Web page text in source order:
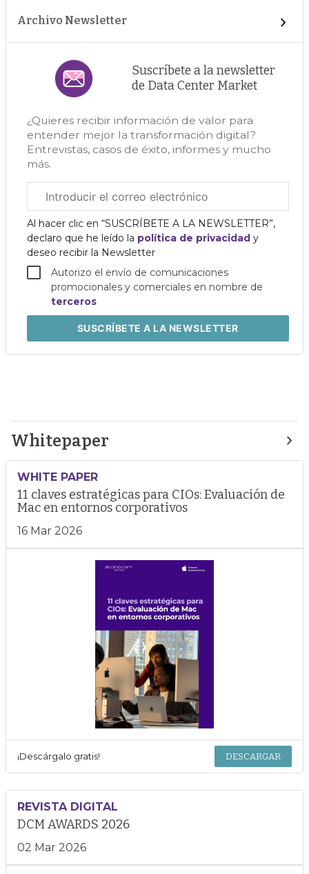
Archivo Newsletter
Suscríbete a la newsletter
de Data Center Market
¿Quieres recibir información de valor para
entender mejor la transformación digital?
Entrevistas, casos de éxito, informes y mucho
más.
electrónico
corporativo
Al hacer clic en “SUSCRÍBETE A LA NEWSLETTER”,
declaro que he leído la política de privacidad y
deseo recibir la Newsletter
Autorizo el envío de comunicaciones
promocionales y comerciales en nombre de
terceros
SUSCRÍBETEA LA NEWSLETTER
Whitepaper
WHITE PAPER
11 claves estratégicas para CIOs: Evaluación de
Mac en entornos corporativos
16 Mar 2026
¡Descárgalo gratis! DESCARGAR
REVISTA DIGITAL
DCM AWARDS 2026
02 Mar 2026